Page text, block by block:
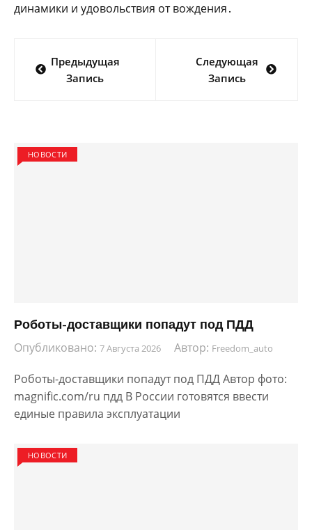
динамики и удовольствия от вождения․
по
Предыдущая
Запись
Следующая
Запись
НОВОСТИ
Роботы-доставщики попадут под ПДД
Опубликовано: 7 Августа 2026 Автор: Freedom_auto
Роботы-доставщики попадут под ПДД Автор фото:
magnific.com/ru пдд В России готовятся ввести
единые правила эксплуатации
НОВОСТИ